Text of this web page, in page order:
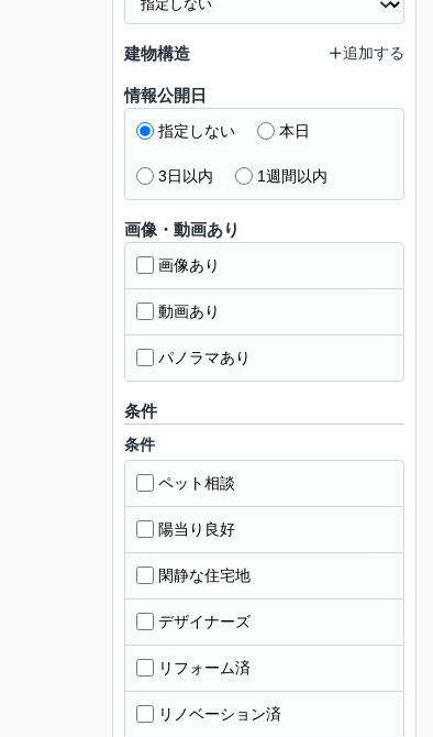
建物構造 追加する
情報公開日
指定しない 本日
3日以内 1週間以内
画像・動画あり
画像あり
動画あり
パノラマあり
条件
条件
ペット相談
陽当り良好
閑静な住宅地
デザイナーズ
リフォーム済
リノベーション済